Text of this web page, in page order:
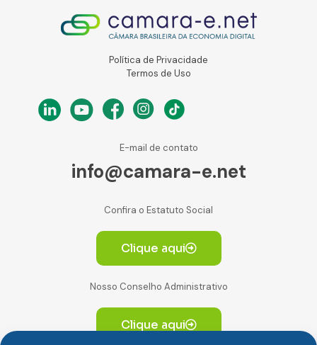
Política de Privacidade
Termos de Uso
E-mail de contato
info@camara-e.net
Confira o Estatuto Social
Clique aqui
Nosso Conselho Administrativo
Clique aqui